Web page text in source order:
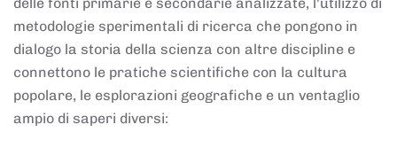
delle fonti primarie e secondarie analizzate, l'utilizzo di
metodologie sperimentali di ricerca che pongono in
dialogo la storia della scienza con altre discipline e
connettono le pratiche scientifiche con la cultura
popolare, le esplorazioni geografiche e un ventaglio
ampio di saperi diversi: